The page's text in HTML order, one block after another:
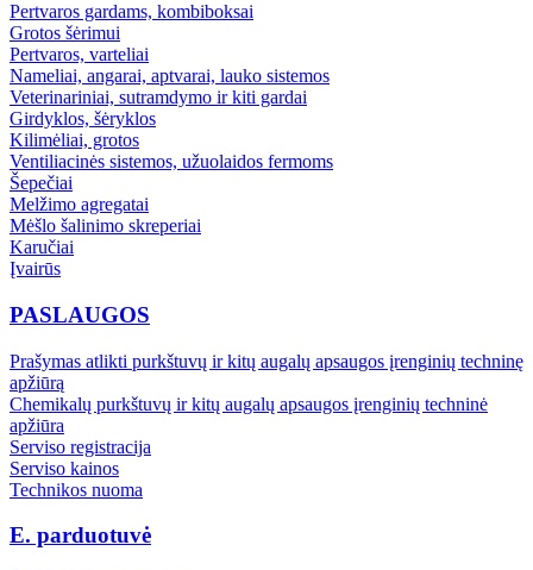
Pertvaros gardams, kombiboksai
Grotos šėrimui
Pertvaros, varteliai
Nameliai, angarai, aptvarai, lauko sistemos
Veterinariniai, sutramdymo ir kiti gardai
Girdyklos, šėryklos
Kilimėliai, grotos
Ventiliacinės sistemos, užuolaidos fermoms
Šepečiai
Melžimo agregatai
Mėšlo šalinimo skreperiai
Karučiai
Įvairūs
PASLAUGOS
Prašymas atlikti purkštuvų ir kitų augalų apsaugos įrenginių techninę
apžiūrą
Chemikalų purkštuvų ir kitų augalų apsaugos įrenginių techninė
apžiūra
Serviso registracija
Serviso kainos
Technikos nuoma
E. parduotuvė